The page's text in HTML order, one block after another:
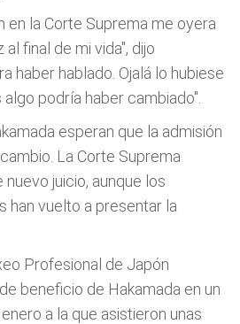
en la Corte Suprema me oyera
final de mi vida", dijo
haber hablado. Ojalá lo hubiese
podría haber cambiado".
esperan que la admisión
La Corte Suprema
juicio, aunque los
han vuelto a presentar la
Profesional de Japón
beneficio de Hakamada en un
a la que asistieron unas